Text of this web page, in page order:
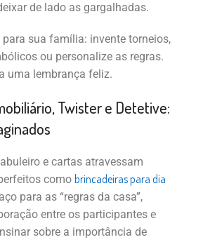
de lado as gargalhadas.
sua família: invente torneios,
ou personalize as regras.
uma lembrança feliz.
Twister e Detetive:
e cartas atravessam
como brincadeiras para dia
para as “regras da casa”,
entre os participantes e
sobre a importância de